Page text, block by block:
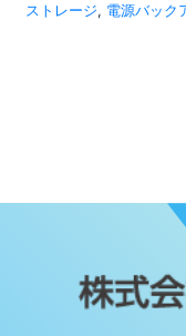
ストレージ, 電源バック